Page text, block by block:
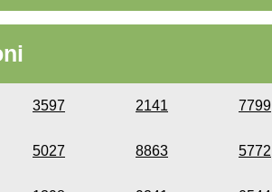
3597 2141 7799
5027 8863 5772